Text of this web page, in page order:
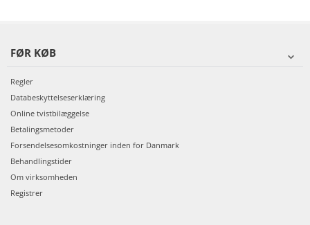
FØR KØB
Regler
Databeskyttelseserklæring
Online tvistbilæggelse
Betalingsmetoder
Forsendelsesomkostninger inden for Danmark
Behandlingstider
Om virksomheden
Registrer